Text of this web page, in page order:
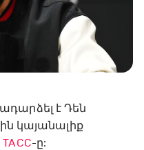
է Դեն
ին կայանալիք
TACC-ը: